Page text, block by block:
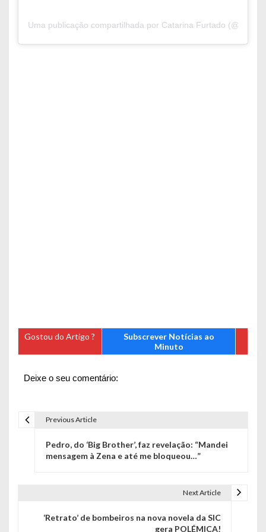
Uma publicação compartilhada por Catarina Furtado
Gostou do Artigo ?
Subscrever Notícias ao
Minuto
Deixe o seu comentário:
Previous Article
Pedro, do ‘Big Brother’, faz revelação: “Mandei
mensagem à Zena e até me bloqueou…”
Next Article
‘Retrato’ de bombeiros na nova novela da SIC
gera POLÉMICA!